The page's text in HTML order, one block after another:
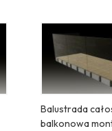
Balustrada
balkonowa